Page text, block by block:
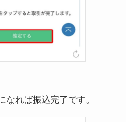
なれば振込完了です。